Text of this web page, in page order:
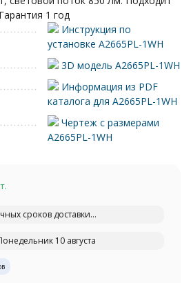
1 год
Инструкция по
установке A2665PL-1WH
3D модель A2665PL-1WH
Информация из PDF
каталога для A2665PL-1WH
Чертеж с размерами
A2665PL-1WH
сроков доставки...
10 августа